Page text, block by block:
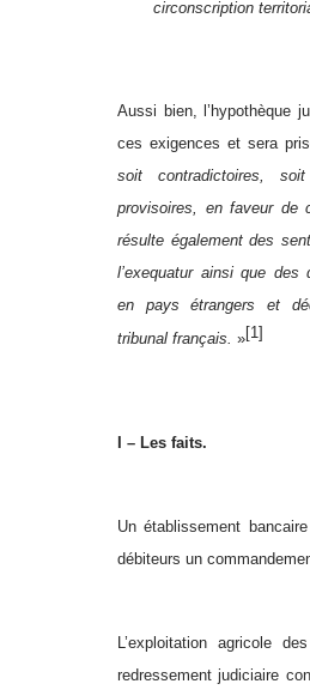
circonscription
Aussi bien, l’hypothèque
ces exigences et sera
soit contradictoires,
provisoires, en faveur de
résulte également des
l’exequatur ainsi que des
en pays étrangers et
tribunal français. »[1]
I – Les faits.
Un établissement
débiteurs un
L’exploitation agricole
redressement judiciaire